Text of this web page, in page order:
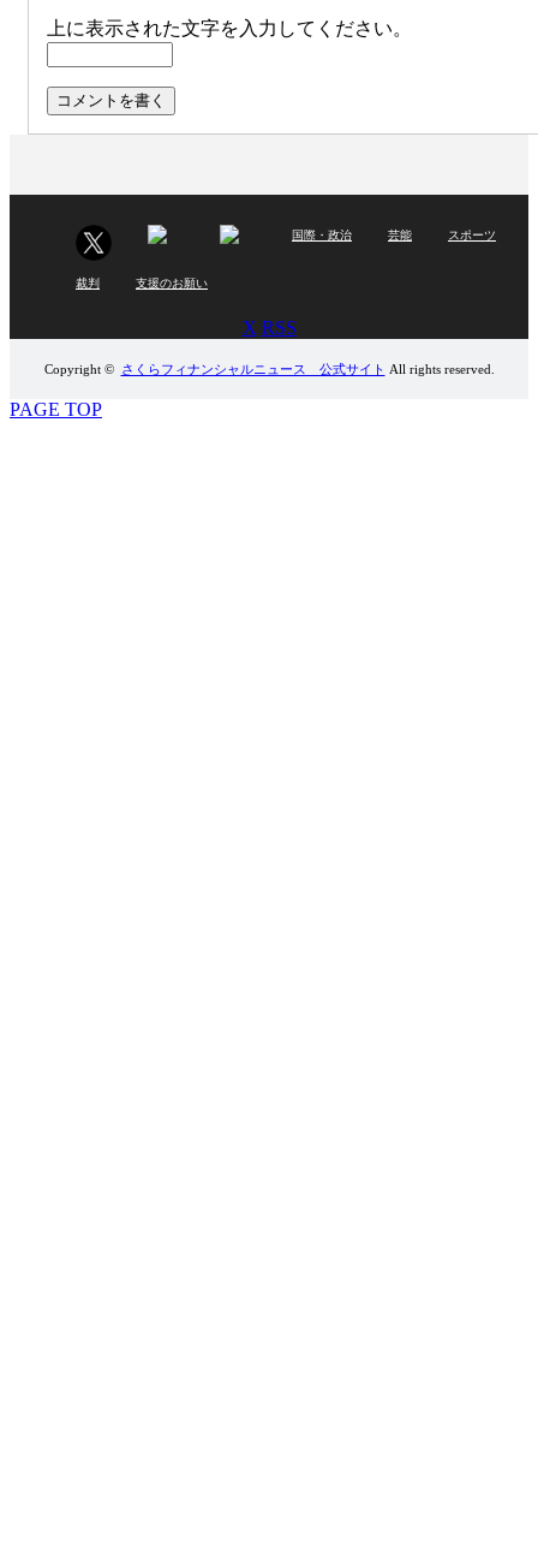
上に表示された文字を入力してください。
国際・政治 芸能 スポーツ
裁判 支援のお願い
X RSS
Copyright © さくらフィナンシャルニュース 公式サイト All rights reserved.
PAGE TOP